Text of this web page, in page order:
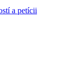
a petícii